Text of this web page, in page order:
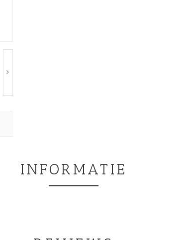
INFORMATIE